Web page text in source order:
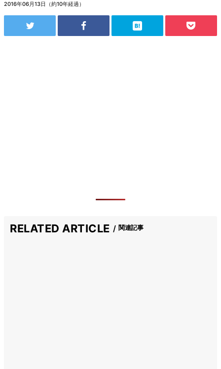
2016年06月13日（約10年経過）
RELATED ARTICLE 関連記事